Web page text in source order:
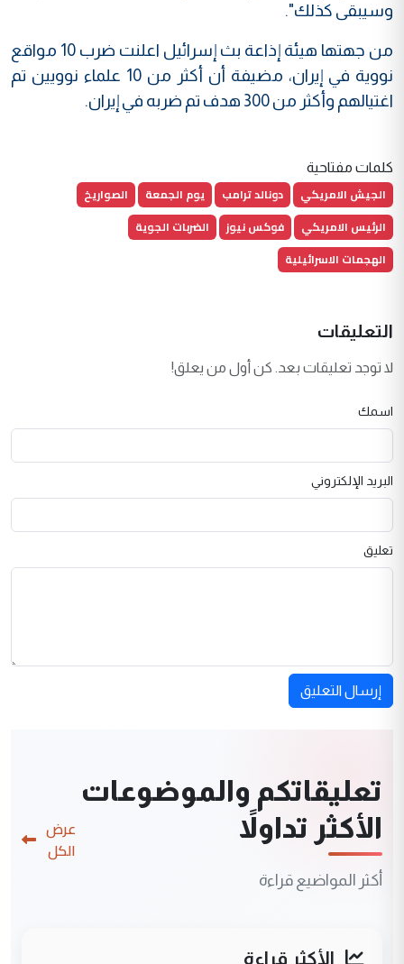
وسيبقى كذلك".
من جهتها هيئة إذاعة بث إسرائيل اعلنت ضرب 10 مواقع
نووية في إيران، مضيفة أن أكثر من 10 علماء نوويين تم
اغتيالهم وأكثر من 300 هدف تم ضربه في إيران.
كلمات مفتاحية
الجيش الامريكي دونالد ترامب يوم الجمعة
الصواريخ
الرئيس الامريكي
فوكس نيوز
الضربات الجوية
الهجمات الاسرائيلية
التعليقات
لا توجد تعليقات بعد. كن أول من يعلق!
اسمك
البريد الإلكتروني
تعليق
إرسال التعليق
تعليقاتكم والموضوعات
الأكثر تداولاً
أكثر المواضيع قراءة
عرض
الكل
الأكثر قراءة